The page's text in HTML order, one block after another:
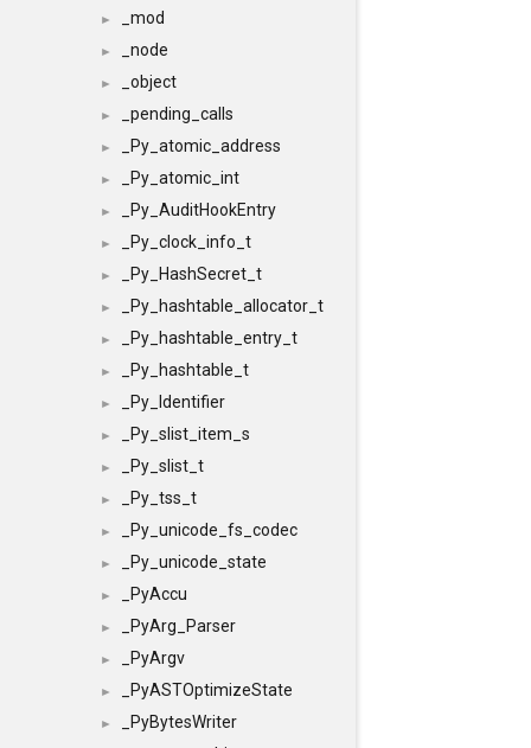
► _mod
► _node
► _object
► _pending_calls
► _Py_atomic_address
► _Py_atomic_int
► _Py_AuditHookEntry
► _Py_clock_info_t
► _Py_HashSecret_t
► _Py_hashtable_allocator_t
► _Py_hashtable_entry_t
► _Py_hashtable_t
► _Py_Identifier
► _Py_slist_item_s
► _Py_slist_t
► _Py_tss_t
► _Py_unicode_fs_codec
► _Py_unicode_state
► _PyAccu
► _PyArg_Parser
► _PyArgv
► _PyASTOptimizeState
►
_PyBytesWriter